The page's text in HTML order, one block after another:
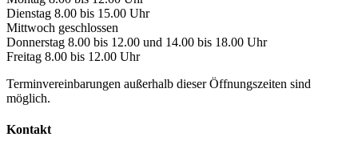
Dienstag 8.00 bis 15.00 Uhr
Mittwoch geschlossen
Donnerstag 8.00 bis 12.00 und 14.00 bis 18.00 Uhr
Freitag 8.00 bis 12.00 Uhr
Terminvereinbarungen außerhalb dieser Öffnungszeiten sind
möglich.
Kontakt